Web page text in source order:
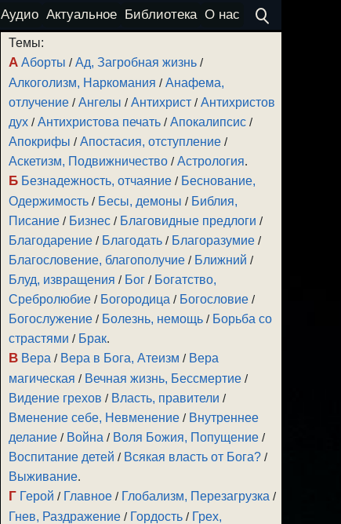
Аудио Актуальное Библиотека О нас
Темы:
А Аборты /Ад, Загробная жизнь /
Алкоголизм, Наркомания /Анафема,
отлучение /Ангелы /Антихрист /Антихристов
дух /Антихристова печать /Апокалипсис /
Апокрифы /Апостасия, отступление /
Аскетизм, Подвижничество /Астрология.
Б Безнадежность, отчаяние / Беснование,
Одержимость / Бесы, демоны / Библия,
Писание / Бизнес / Благовидные предлоги /
Благодарение / Благодать / Благоразумие /
Благословение, благополучие / Ближний /
Блуд, извращения / Бог / Богатство,
Сребролюбие / Богородица / Богословие /
Богослужение / Болезнь, немощь / Борьба со
страстями / Брак.
В Вера / Вера в Бога, Атеизм / Вера
магическая / Вечная жизнь, Бессмертие /
Видение грехов / Власть, правители /
Вменение себе, Невменение / Внутреннее
делание / Война / Воля Божия, Попущение /
Воспитание детей / Всякая власть от Бога? /
Выживание.
Г Герой / Главное / Глобализм, Перезагрузка /
Гнев, Раздражение / Гордость / Грех,